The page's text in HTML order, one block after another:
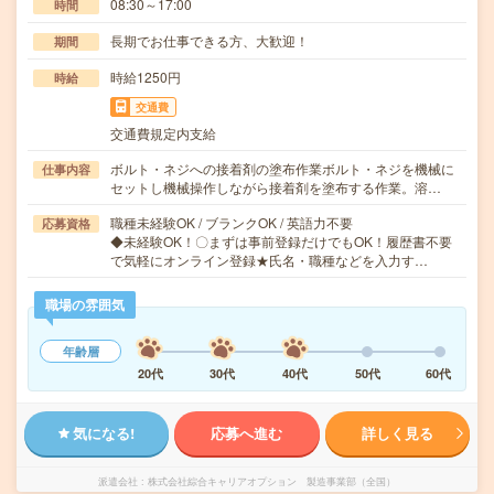
時間 08:30～17:00
期間 長期でお仕事できる方、大歓迎！
時給 時給1250円
交通費
交通費規定内支給
仕事内容
ボルト・ネジへの接着剤の塗布作業ボルト・ネジを機械に
セットし機械操作しながら接着剤を塗布する作業。溶…
応募資格
職種未経験OK / ブランクOK / 英語力不要
◆未経験OK！〇まずは事前登録だけでもOK！履歴書不要
で気軽にオンライン登録★氏名・職種などを入力す…
職場の雰囲気
年齢層
20代
30代 40代 50代 60代
気になる! 応募へ進む 詳しく見る
派遣会社 株式会社綜合キャリアオプション 製造事業部（全国）